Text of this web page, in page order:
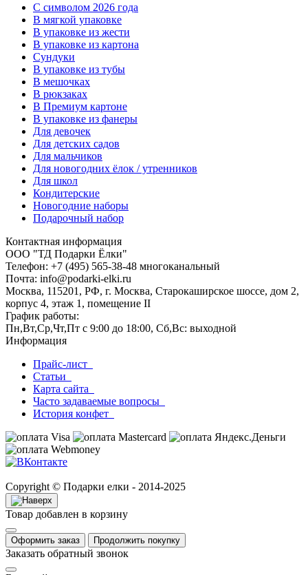
C символом 2026 года
В мягкой упаковке
В упаковке из жести
В упаковке из картона
Сундуки
В упаковке из тубы
В мешочках
В рюкзаках
В Премиум картоне
В упаковке из фанеры
Для девочек
Для детских садов
Для мальчиков
Для новогодних ёлок / утренников
Для школ
Кондитерские
Новогодние наборы
Подарочный набор
Контактная информация
ООО "ТД Подарки Ёлки"
Телефон: +7 (495) 565-38-48 многоканальный
Почта: info@podarki-elki.ru
Москва, 115201, РФ, г. Москва, Старокаширское шоссе, дом 2,
корпус 4, этаж 1, помещение II
График работы:
Пн,Вт,Ср,Чт,Пт с 9:00 до 18:00, Сб,Вс: выходной
Информация
Прайс-лист
Статьи
Карта сайта
Часто задаваемые вопросы
История конфет
Copyright © Подарки елки - 2014-2025
Товар добавлен в корзину
Оформить заказ Продолжить покупку
Заказать обратный звонок